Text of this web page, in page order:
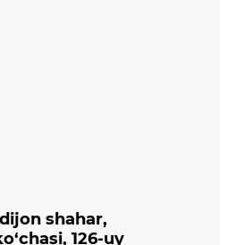
shahar,
126-uy